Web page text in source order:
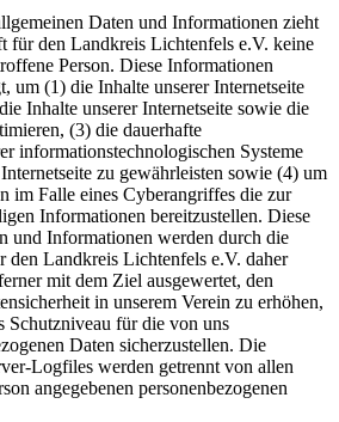
Daten und Informationen zieht
für den Landkreis Lichtenfels e.V. keine
Person. Diese Informationen
um (1) die Inhalte unserer Internetseite
Inhalte unserer Internetseite sowie die
(3) die dauerhafte
informationstechnologischen Systeme
zu gewährleisten sowie (4) um
im Falle eines Cyberangriffes die zur
Informationen bereitzustellen. Diese
und Informationen werden durch die
den Landkreis Lichtenfels e.V. daher
mit dem Ziel ausgewertet, den
in unserem Verein zu erhöhen,
Schutzniveau für die von uns
Daten sicherzustellen. Die
Logfiles werden getrennt von allen
angegebenen personenbezogenen